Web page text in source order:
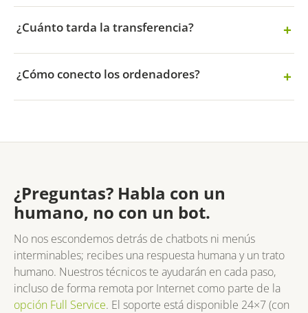
¿Cuánto tarda la transferencia?
¿Cómo conecto los ordenadores?
¿Preguntas? Habla con un
humano, no con un bot.
No nos escondemos detrás de chatbots ni menús
interminables; recibes una respuesta humana y un trato
humano. Nuestros técnicos te ayudarán en cada paso,
incluso de forma remota por Internet como parte de la
opción Full Service. El soporte está disponible 24×7 (con